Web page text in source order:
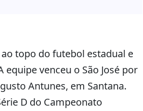
topo do futebol estadual e
venceu o São José por
Antunes, em Santana.
D do Campeonato